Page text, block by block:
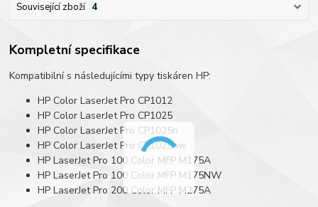
Související zboží 4
Kompletní specifikace
Kompatibilní s následujícími typy tiskáren HP:
HP Color LaserJet Pro CP1012
HP Color LaserJet Pro CP1025
HP Color LaserJet Pro CP1025n
HP Color LaserJet Pro CP1025nw
HP LaserJet Pro 100 Color MFP M175A
HP LaserJet Pro 100 Color MFP M175NW
HP LaserJet Pro 200 Color MFP M275A